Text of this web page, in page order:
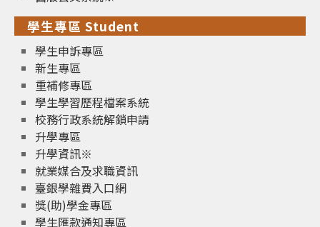
學生專區 Student
學生申訴專區
新生專區
重補修專區
學生學習歷程檔案系統
校務行政系統解鎖申請
升學專區
升學資訊※
就業媒合及求職資訊
臺銀學雜費入口網
獎(助)學金專區
學生匯款通知專區